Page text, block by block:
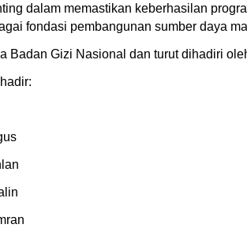
dalam memastikan keberhasilan
fondasi pembangunan sumber daya
Badan Gizi Nasional dan turut dihadiri